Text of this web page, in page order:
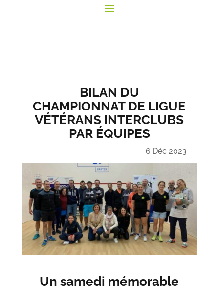
BILAN DU
CHAMPIONNAT DE LIGUE
VÉTÉRANS INTERCLUBS
PAR ÉQUIPES
6 Déc 2023
Un samedi mémorable